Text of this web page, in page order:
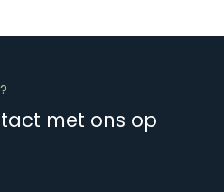
met ons op